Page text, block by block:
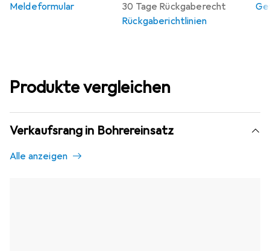
30 Tage Rückgaberecht
Rückgaberichtlinien
Meldeformular
Produkte vergleichen
Verkaufsrang in Bohrereinsatz
Alle anzeigen